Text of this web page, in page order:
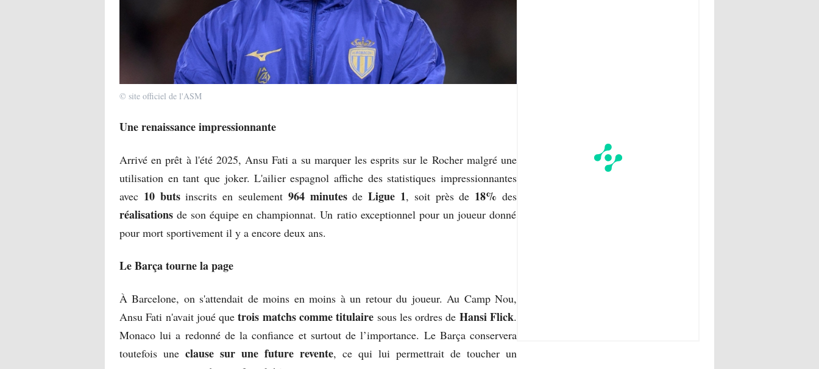
© site officiel de l'ASM
Une renaissance impressionnante
Arrivé en prêt à l'été 2025, Ansu Fati a su marquer les esprits sur le Rocher malgré une
utilisation en tant que joker. L'ailier espagnol affiche des statistiques impressionnantes
avec 10 butsinscrits en seulement 964 minutesde Ligue 1, soit près de 18% des
réalisations de son équipe en championnat. Un ratio exceptionnel pour un joueur donné
pour mort sportivement il y a encore deux ans.
Le Barça tourne la page
À Barcelone, on s'attendait de moins en moins à un retour du joueur. Au Camp Nou,
Ansu Fati n'avait joué que trois matchs comme titulaire sous les ordres de Hansi Flick.
Monaco lui a redonné de la confiance et surtout de l’importance. Le Barça conservera
toutefois une clause sur une future revente, ce qui lui permettrait de toucher un